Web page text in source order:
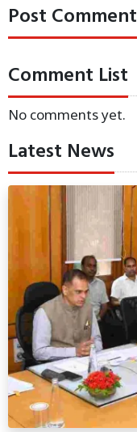
Post Comment
Comment List
No comments yet.
Latest News